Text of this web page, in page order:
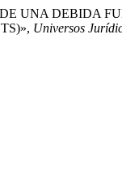
DE UNA DEBIDA
Universos